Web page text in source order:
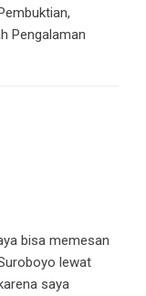
Pengalaman
bisa memesan
lewat
saya